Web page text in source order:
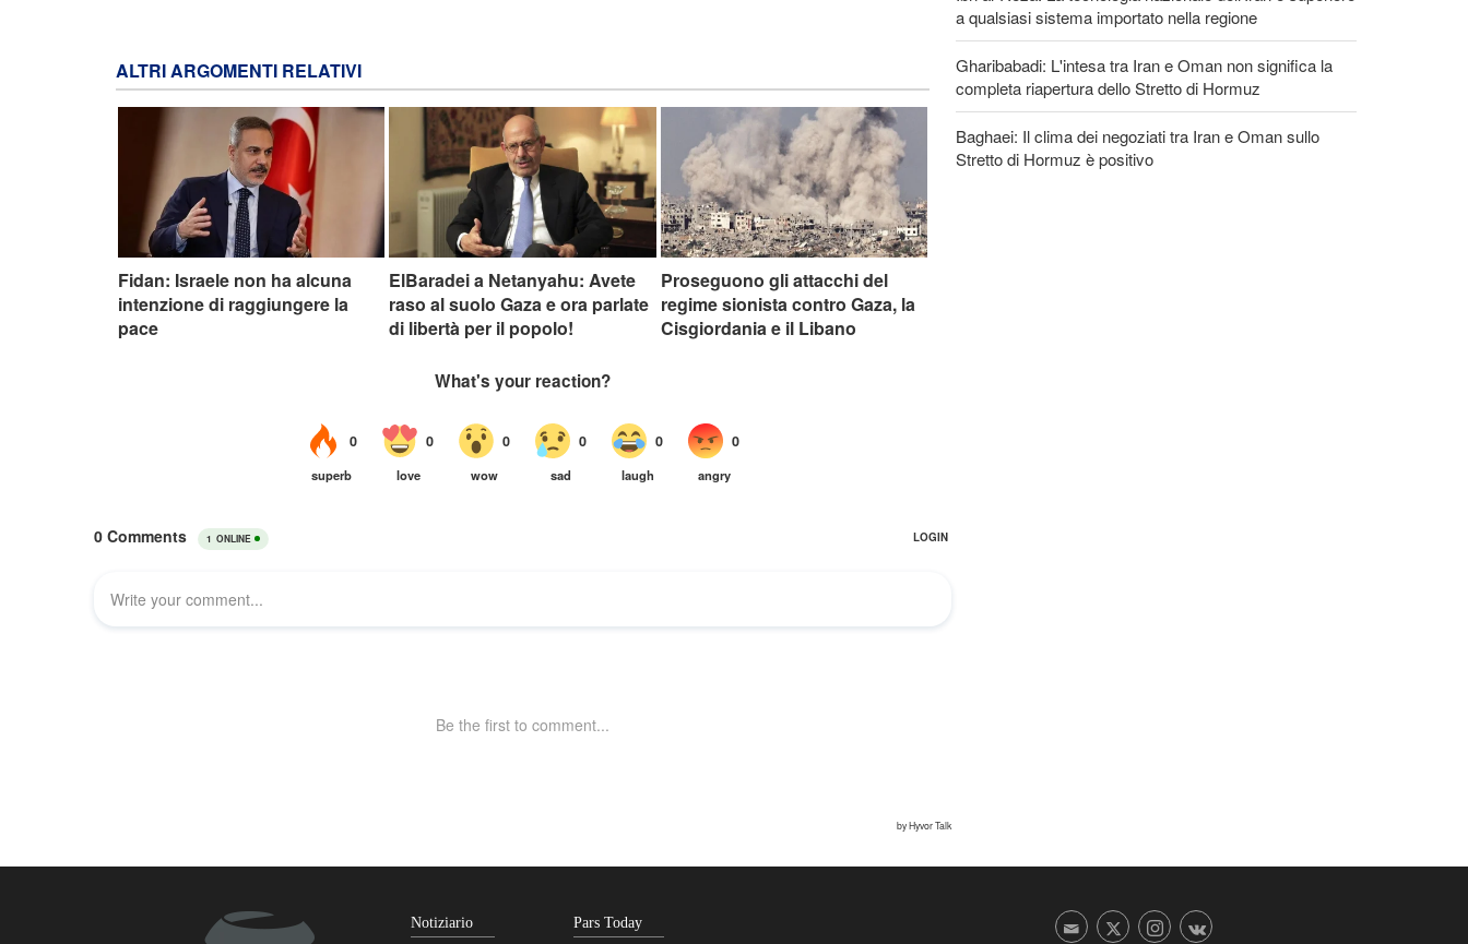
ALTRI ARGOMENTI RELATIVI
Fidan: Israele non ha alcuna
intenzione di raggiungere la
pace
ElBaradei a Netanyahu: Avete
raso al suolo Gaza e ora parlate
di libertà per il popolo!
Proseguono gli attacchi del
regime sionista contro Gaza, la
Cisgiordania e il Libano
a qualsiasi sistema importato nella regione
Gharibabadi: L'intesa tra Iran e Oman non significa la
completa riapertura dello Stretto di Hormuz
Baghaei: Il clima dei negoziati tra Iran e Oman sullo
Stretto di Hormuz è positivo
Notiziario Pars Today